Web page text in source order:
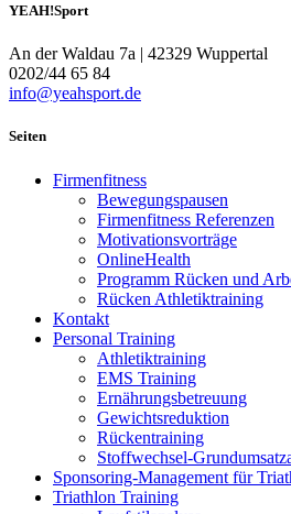
YEAH!Sport
An der Waldau 7a | 42329 Wuppertal
0202/44 65 84
info@yeahsport.de
Seiten
Firmenfitness
Bewegungspausen
Firmenfitness Referenzen
Motivationsvorträge
OnlineHealth
Programm Rücken und
Rücken Athletiktraining
Kontakt
Personal Training
Athletiktraining
EMS Training
Ernährungsbetreuung
Gewichtsreduktion
Rückentraining
Stoffwechsel-
Sponsoring-Management für
Triathlon Training